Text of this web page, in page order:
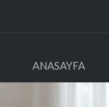
ANASAYFA